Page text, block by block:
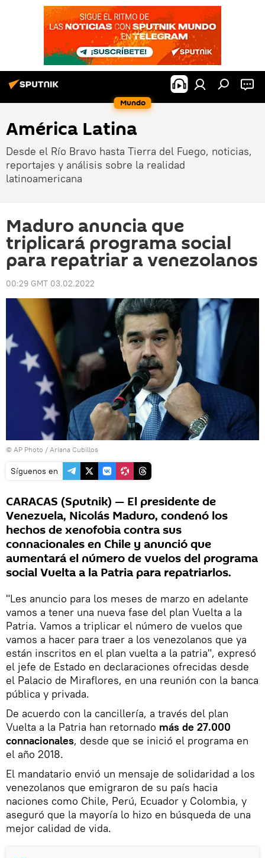
Mundo
América Latina
Desde el Río Bravo hasta Tierra del Fuego, noticias,
reportajes y análisis sobre la realidad
latinoamericana
Maduro anuncia que
triplicará programa social
para repatriar a venezolanos
00:29 GMT 03.02.2022
© AP Photo / Ariana Cubillos
Síguenos en
CARACAS (Sputnik) — El presidente de
Venezuela, Nicolás Maduro, condenó los
hechos de xenofobia contra sus
connacionales en Chile y anunció que
aumentará el número de vuelos del programa
social Vuelta a la Patria para repatriarlos.
"Les anuncio para los meses de marzo en adelante
vamos a tener una nueva fase del plan Vuelta a la
Patria. Vamos a triplicar el número de vuelos que
vamos a hacer para traer a los venezolanos que ya
están inscritos en el plan vuelta a la patria", expresó
el jefe de Estado en declaraciones ofrecidas desde
el Palacio de Miraflores, en una reunión con la banca
pública y privada.
De acuerdo con la cancillería, a través del plan
Vuelta a la Patria han retornado más de 27.000
connacionales, desde que se inició el programa en
el año 2018.
El mandatario envió un mensaje de solidaridad a los
venezolanos que emigraron de su país hacia
naciones como Chile, Perú, Ecuador y Colombia, y
aseguró que la mayoría lo hizo en búsqueda de una
mejor calidad de vida.